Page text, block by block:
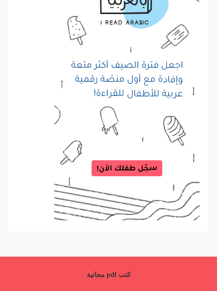
كتب pdf مجانية